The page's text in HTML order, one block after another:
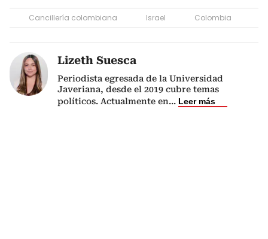
Cancillería colombiana Israel Colombia
Lizeth Suesca
Periodista egresada de la Universidad
Javeriana, desde el 2019 cubre temas
políticos. Actualmente en... Leer más